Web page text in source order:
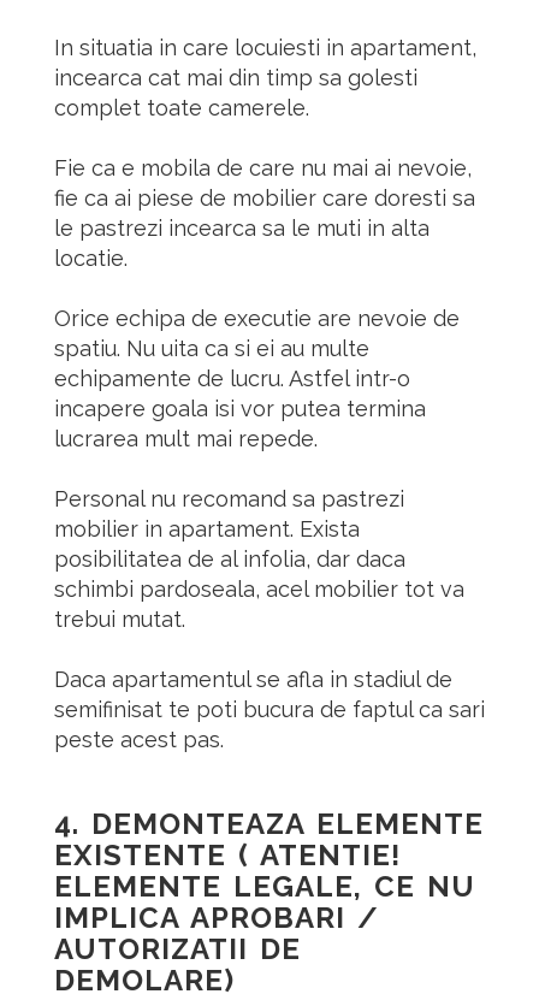
In situatia in care locuiesti in apartament,
incearca cat mai din timp sa golesti
complet toate camerele.
Fie ca e mobila de care nu mai ai nevoie,
fie ca ai piese de mobilier care doresti sa
le pastrezi incearca sa le muti in alta
locatie.
Orice echipa de executie are nevoie de
spatiu. Nu uita ca si ei au multe
echipamente de lucru. Astfel intr-o
incapere goala isi vor putea termina
lucrarea mult mai repede.
Personal nu recomand sa pastrezi
mobilier in apartament. Exista
posibilitatea de al infolia, dar daca
schimbi pardoseala, acel mobilier tot va
trebui mutat.
Daca apartamentul se afla in stadiul de
semifinisat te poti bucura de faptul ca sari
peste acest pas.
4. DEMONTEAZA ELEMENTE
EXISTENTE ( ATENTIE!
ELEMENTE LEGALE, CE NU
IMPLICA APROBARI /
AUTORIZATII DE
DEMOLARE)